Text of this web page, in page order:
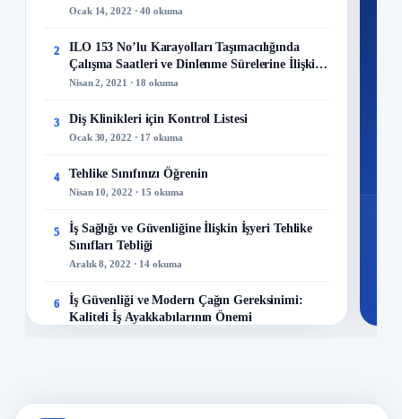
Ocak 14, 2022 · 40 okuma
2
ILO 153 No’lu Karayolları Taşımacılığında
Çalışma Saatleri ve Dinlenme Sürelerine İlişkin
Sözleşme
Nisan 2, 2021 · 18 okuma
3 Diş Klinikleri için Kontrol Listesi
Ocak 30, 2022 · 17 okuma
4 Tehlike Sınıfınızı Öğrenin
Nisan 10, 2022 · 15 okuma
5
İş Sağlığı ve Güvenliğine İlişkin İşyeri Tehlike
Sınıfları Tebliği
Aralık 8, 2022 · 14 okuma
6
İş Güvenliği ve Modern Çağın Gereksinimi:
Kaliteli İş Ayakkabılarının Önemi
Ocak 2, 2019 · 13 okuma